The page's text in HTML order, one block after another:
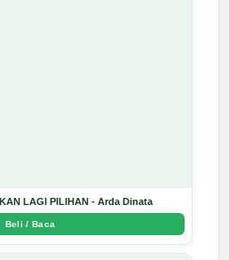
LAGI PILIHAN - Arda Dinata
Beli / Baca